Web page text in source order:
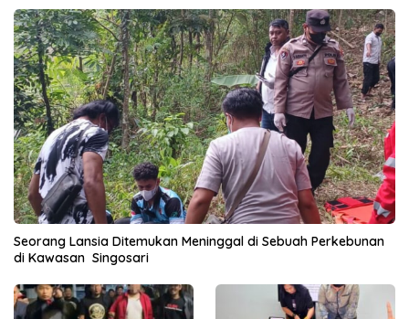
Seorang Lansia Ditemukan Meninggal di Sebuah Perkebunan
di Kawasan Singosari